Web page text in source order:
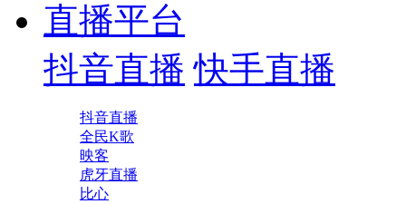
直播平台
抖音直播 快手直播
抖音直播
全民K歌
映客
虎牙直播
比心